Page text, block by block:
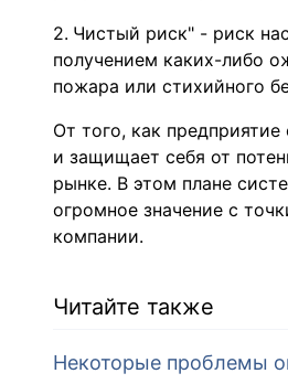
Чистый риск" - риск
получением каких-либо
пожара или стихийного
От того, как
и защищает себя от
рынке. В этом плане
огромное значение с
компании.
Читайте также
Некоторые проблемы